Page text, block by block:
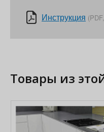
Инструкция
Товары из